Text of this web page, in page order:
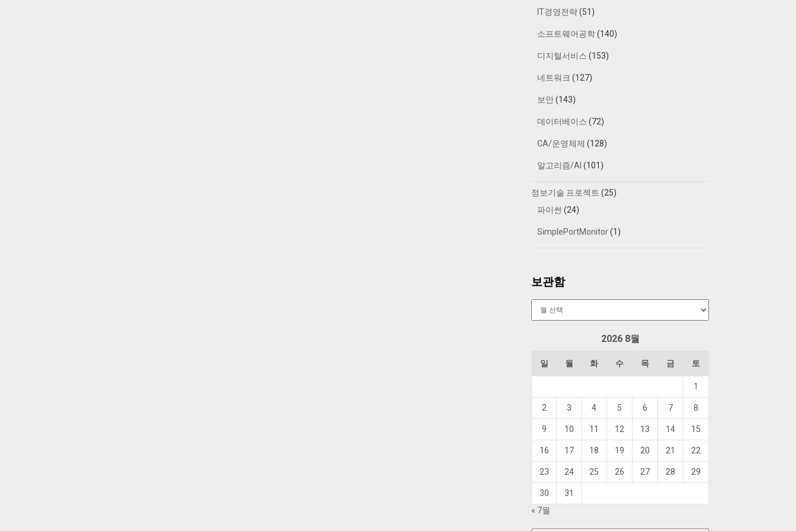
IT경영전략(51)
소프트웨어공학(140)
디지털서비스 (153)
네트워크 (127)
보안(143)
데이터베이스 (72)
CA/운영체제 (128)
알고리즘/AI (101)
정보기술 프로젝트 (25)
파이썬 (24)
SimplePortMonitor(1)
보관함
2026 8월
일 월 화 수 목 금 토
1
2 3 4 5 6 7 8
9 10 11 12 13 14 15
16 17 18 19 20 21 22
23 24 25 26 27 28 29
30
31
« 7월